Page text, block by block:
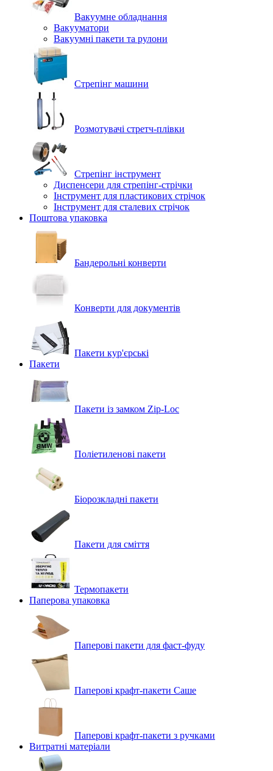
Вакуумне обладнання
Вакууматори
Вакуумні пакети та рулони
Стрепінг машини
Розмотувачі стретч-плівки
Стрепінг інструмент
Диспенсери для стрепінг-стрічки
Інструмент для пластикових стрічок
Інструмент для сталевих стрічок
Поштова упаковка
Бандерольні конверти
Конверти для документів
Пакети кур'єрські
Пакети
Пакети із замком Zip-Loc
Поліетиленові пакети
Біорозкладні пакети
Пакети для сміття
Термопакети
Паперова упаковка
Паперові пакети для фаст-фуду
Паперові крафт-пакети Саше
Паперові крафт-пакети з ручками
Витратні матеріали